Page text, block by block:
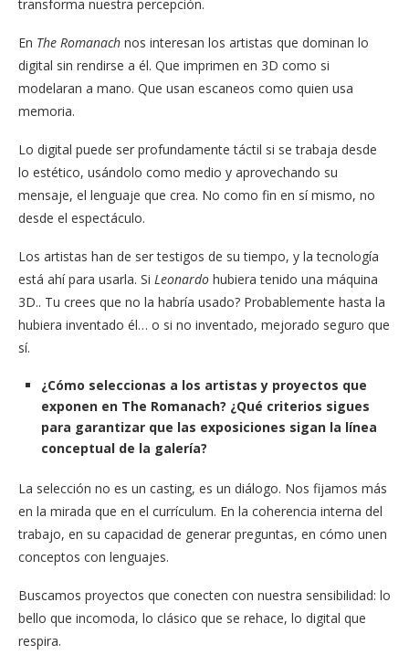
transforma nuestra percepción.
En The Romanach nos interesan los artistas que dominan lo
digital sin rendirse a él. Que imprimen en 3D como si
modelaran a mano. Que usan escaneos como quien usa
memoria.
Lo digital puede ser profundamente táctil si se trabaja desde
lo estético, usándolo como medio y aprovechando su
mensaje, el lenguaje que crea. No como fin en sí mismo, no
desde el espectáculo.
Los artistas han de ser testigos de su tiempo, y la tecnología
está ahí para usarla. Si Leonardo hubiera tenido una máquina
3D.. Tu crees que no la habría usado? Probablemente hasta la
hubiera inventado él… o si no inventado, mejorado seguro que
sí.
¿Cómo seleccionas a los artistas y proyectos que
exponen en The Romanach? ¿Qué criterios sigues
para garantizar que las exposiciones sigan la línea
conceptual de la galería?
La selección no es un casting, es un diálogo. Nos fijamos más
en la mirada que en el currículum. En la coherencia interna del
trabajo, en su capacidad de generar preguntas, en cómo unen
conceptos con lenguajes.
Buscamos proyectos que conecten con nuestra sensibilidad: lo
bello que incomoda, lo clásico que se rehace, lo digital que
respira.